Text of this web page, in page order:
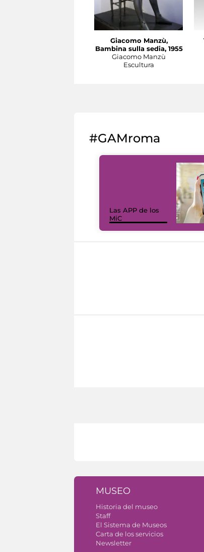
Giacomo Manzù,
Bambina sulla sedia, 1955
Giacomo Manzù
Escultura
#GAMroma
Las APP de los
MiC
MUSEO
Historia del museo
Staff
El Sistema de Museos
Carta de los servicios
Newsletter